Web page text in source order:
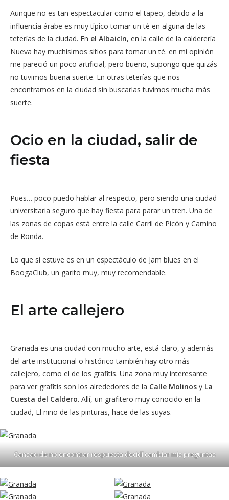
Aunque no es tan espectacular como el tapeo, debido a la
influencia árabe es muy típico tomar un té en alguna de las
teterías de la ciudad. En el Albaicín, en la calle de la calderería
Nueva hay muchísimos sitios para tomar un té. en mi opinión
me pareció un poco artificial, pero bueno, supongo que quizás
no tuvimos buena suerte. En otras teterías que nos
encontramos en la ciudad sin buscarlas tuvimos mucha más
suerte.
Ocio en la ciudad, salir de
fiesta
Pues… poco puedo hablar al respecto, pero siendo una ciudad
universitaria seguro que hay fiesta para parar un tren. Una de
las zonas de copas está entre la calle Carril de Picón y Camino
de Ronda.
Lo que sí estuve es en un espectáculo de Jam blues en el
BoogaClub, un garito muy, muy recomendable.
El arte callejero
Granada es una ciudad con mucho arte, está claro, y además
del arte institucional o histórico también hay otro más
callejero, como el de los grafitis. Una zona muy interesante
para ver grafitis son los alrededores de la Calle Molinos y La
Cuesta del Caldero. Allí, un grafitero muy conocido en la
ciudad, El niño de las pinturas, hace de las suyas.
Cansao de no encontrar respuesta decidí cambiar mis preguntas